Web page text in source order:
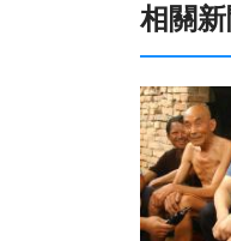
相關新